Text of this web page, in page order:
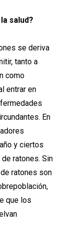
salud?
se deriva
tanto a
como
entrar en
En
y ciertos
ratones. Sin
ratones son
que los